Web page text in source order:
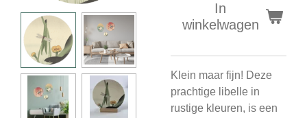
In
winkelwagen
Klein maar fijn! Deze
prachtige libelle in
rustige kleuren, is een